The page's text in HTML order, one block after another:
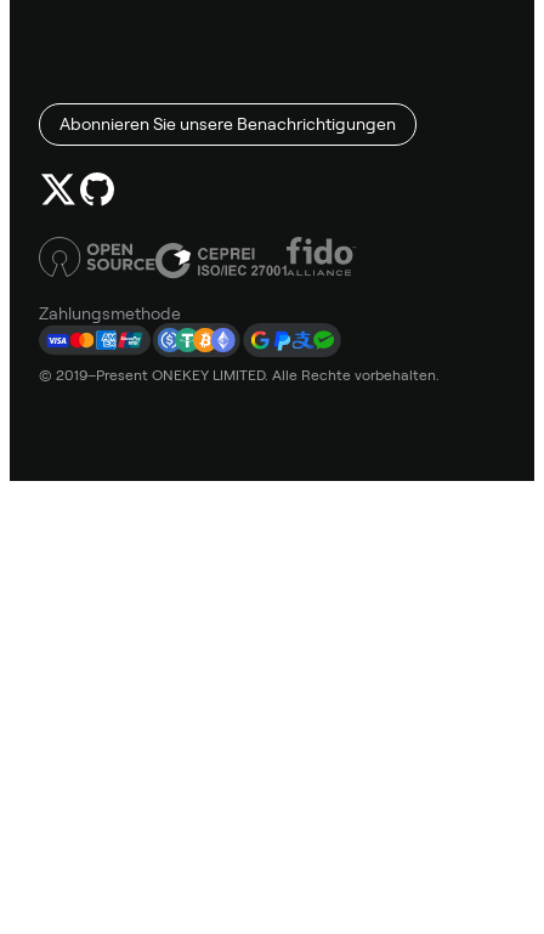
Abonnieren Sie unsere Benachrichtigungen
Zahlungsmethode
© 2019–Present ONEKEY LIMITED. Alle Rechte vorbehalten.